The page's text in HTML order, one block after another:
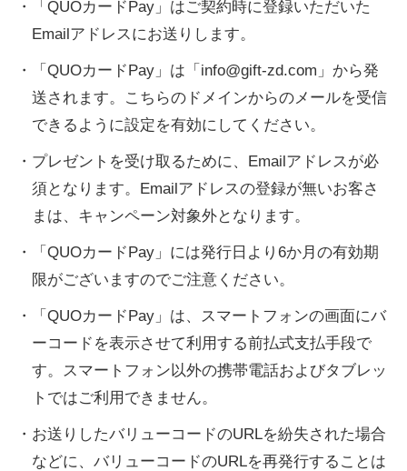
・「QUOカードPay」はご契約時に登録いただいた
Emailアドレスにお送りします。
・「QUOカードPay」は「info@gift-zd.com」から発
送されます。こちらのドメインからのメールを受信
できるように設定を有効にしてください。
・プレゼントを受け取るために、Emailアドレスが必
須となります。Emailアドレスの登録が無いお客さ
まは、キャンペーン対象外となります。
・「QUOカードPay」には発行日より6か月の有効期
限がございますのでご注意ください。
・「QUOカードPay」は、スマートフォンの画面にバ
ーコードを表示させて利用する前払式支払手段で
す。スマートフォン以外の携帯電話およびタブレッ
トではご利用できません。
・お送りしたバリューコードのURLを紛失された場合
などに、バリューコードのURLを再発行することは